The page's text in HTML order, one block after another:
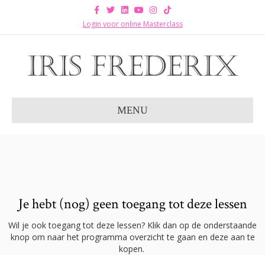
Facebook
TwitterLinkedinYoutubeInstagram
Tiktok
Login voor online Masterclass
MENU
Je hebt (nog) geen toegang tot deze lessen
Wil je ook toegang tot deze lessen? Klik dan op de onderstaande
knop om naar het programma overzicht te gaan en deze aan te
kopen.